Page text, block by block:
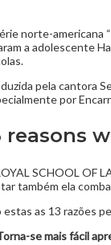
norte-americana
a adolescente
pela cantora
por
reasons
SCHOOL OF
também ela
estas as 13 razões
se mais fácil